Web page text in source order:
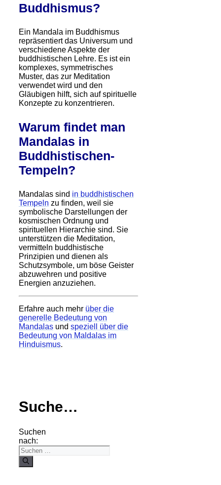
Buddhismus?
Ein Mandala im Buddhismus
repräsentiert das Universum und
verschiedene Aspekte der
buddhistischen Lehre. Es ist ein
komplexes, symmetrisches
Muster, das zur Meditation
verwendet wird und den
Gläubigen hilft, sich auf spirituelle
Konzepte zu konzentrieren.
Warum findet man
Mandalas in
Buddhistischen-
Tempeln?
Mandalas sind in buddhistischen
Tempeln zu finden, weil sie
symbolische Darstellungen der
kosmischen Ordnung und
spirituellen Hierarchie sind. Sie
unterstützen die Meditation,
vermitteln buddhistische
Prinzipien und dienen als
Schutzsymbole, um böse Geister
abzuwehren und positive
Energien anzuziehen.
Erfahre auch mehr über die
generelle Bedeutung von
Mandalas und speziell über die
Bedeutung von Maldalas im
Hinduismus.
Suche…
Suchen
nach: